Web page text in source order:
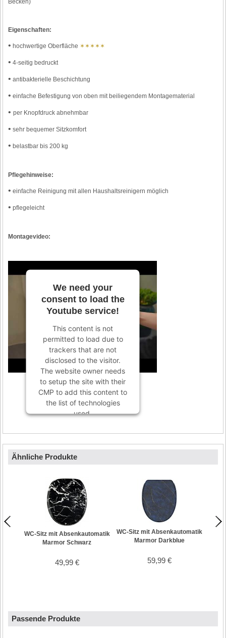
Eigenschaften:
• hochwertige Oberfläche ✶✶✶✶✶
• 4-seitig bedruckt
• antibakterielle Beschichtung
• einfache Befestigung von oben mit beiliegendem Montagematerial
•per Knopfdruck abnehmbar
• sehr bequemer Sitzkomfort
• belastbar bis 200 kg
Pflegehinweise:
• einfache Reinigung mit allen Haushaltsreinigern möglich
• pflegeleicht
Montagevideo:
We need your
consent to load the
Youtube service!
This content is not
permitted to load due to
trackers that are not
disclosed to the visitor.
The website owner needs
to setup the site with their
CMP to add this content to
the list of technologies
used.
Platform
Ähnliche Produkte
WC-Sitz mit Absenkautomatik
Marmor Schwarz
49,99 €
WC-Sitz mit Absenkautomatik
Marmor Darkblue
59,99 €
Passende Produkte